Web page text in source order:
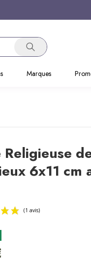
Marques
Religieuse
6x11 cm